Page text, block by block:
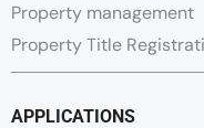
Property management
Property Title
APPLICATIONS